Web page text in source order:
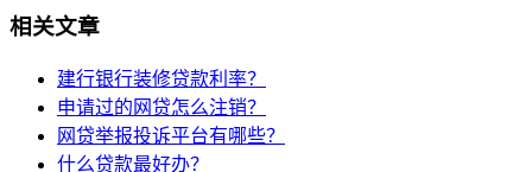
相关文章
建行银行装修贷款利率？
申请过的网贷怎么注销？
网贷举报投诉平台有哪些？
什么贷款最好办？